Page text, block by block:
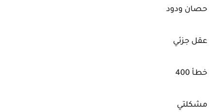
حصان ودود
عقل جزئي
خطأ 400
مشكلتي